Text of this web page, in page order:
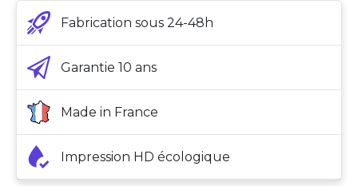
Fabrication sous 24-48h
Garantie 10 ans
Made in France
Impression HD écologique